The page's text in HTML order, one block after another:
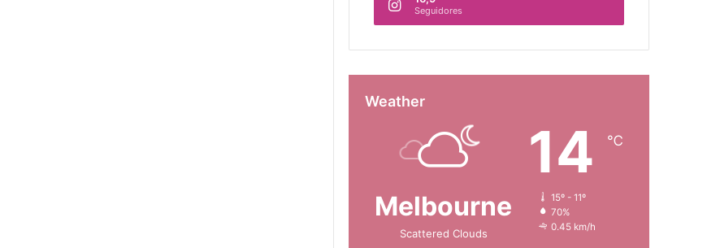
Seguidores
Weather
Melbourne
Scattered Clouds
14 ℃
15º - 11º
70%
0.45 km/h